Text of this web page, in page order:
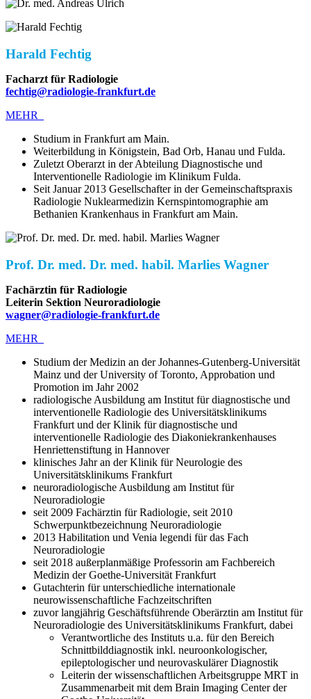
Harald Fechtig
Facharzt für Radiologie
fechtig@radiologie-frankfurt.de
MEHR
Studium in Frankfurt am Main.
Weiterbildung in Königstein, Bad Orb, Hanau und Fulda.
Zuletzt Oberarzt in der Abteilung Diagnostische und
Interventionelle Radiologie im Klinikum Fulda.
Seit Januar 2013 Gesellschafter in der Gemeinschaftspraxis
Radiologie Nuklearmedizin Kernspintomographie am
Bethanien Krankenhaus in Frankfurt am Main.
Prof. Dr. med. Dr. med. habil. Marlies Wagner
Fachärztin für Radiologie
Leiterin Sektion Neuroradiologie
wagner@radiologie-frankfurt.de
MEHR
Studium der Medizin an der Johannes-Gutenberg-Universität
Mainz und der University of Toronto, Approbation und
Promotion im Jahr 2002
radiologische Ausbildung am Institut für diagnostische und
interventionelle Radiologie des Universitätsklinikums
Frankfurt und der Klinik für diagnostische und
interventionelle Radiologie des Diakoniekrankenhauses
Henriettenstiftung in Hannover
klinisches Jahr an der Klinik für Neurologie des
Universitätsklinikums Frankfurt
neuroradiologische Ausbildung am Institut für
Neuroradiologie
seit 2009 Fachärztin für Radiologie, seit 2010
Schwerpunktbezeichnung Neuroradiologie
2013 Habilitation und Venia legendi für das Fach
Neuroradiologie
seit 2018 außerplanmäßige Professorin am Fachbereich
Medizin der Goethe-Universität Frankfurt
Gutachterin für unterschiedliche internationale
neurowissenschaftliche Fachzeitschriften
zuvor langjährig Geschäftsführende Oberärztin am Institut für
Neuroradiologie des Universitätsklinikums Frankfurt, dabei
Verantwortliche des Instituts u.a. für den Bereich
Schnittbilddiagnostik inkl. neuroonkologischer,
epileptologischer und neurovaskulärer Diagnostik
Leiterin der wissenschaftlichen Arbeitsgruppe MRT in
Zusammenarbeit mit dem Brain Imaging Center der